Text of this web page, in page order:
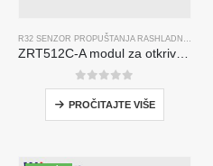
R32 SENZOR PROPUŠTANJA RASHLADNOG SREDSTVA
ZRT512C-A modul za otkrivanje rashladnog sredstva | NDIR senzor plina za R32, R454B, R290 | Široki napon napajanja
0od 5
PROČITAJTE VIŠE